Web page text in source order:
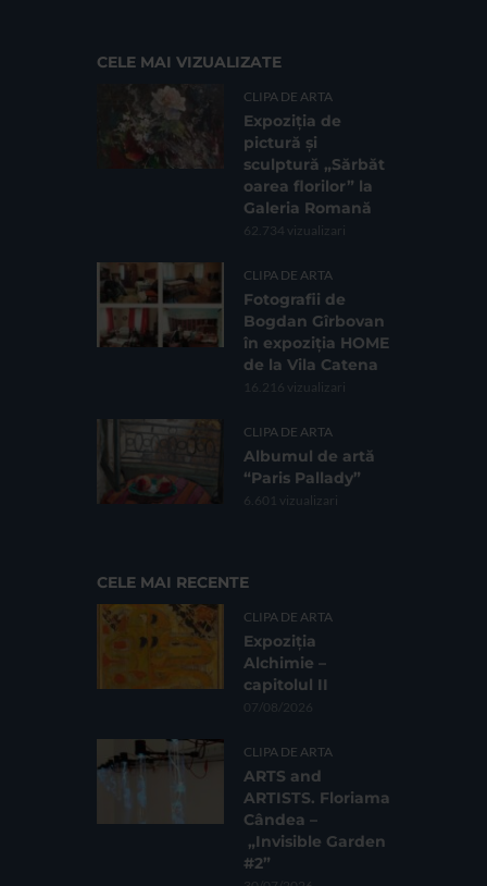
CELE MAI VIZUALIZATE
CLIPA DE ARTA
Expoziția de
pictură și
sculptură „Sărbăt
oarea florilor” la
Galeria Romană
62.734 vizualizari
CLIPA DE ARTA
Fotografii de
Bogdan Gîrbovan
în expoziția HOME
de la Vila Catena
16.216 vizualizari
CLIPA DE ARTA
Albumul de artă
“Paris Pallady”
6.601 vizualizari
CELE MAI RECENTE
CLIPA DE ARTA
Expoziția
Alchimie –
capitolul II
07/08/2026
CLIPA DE ARTA
ARTS and
ARTISTS. Floriama
Cândea –
„Invisible Garden
#2”